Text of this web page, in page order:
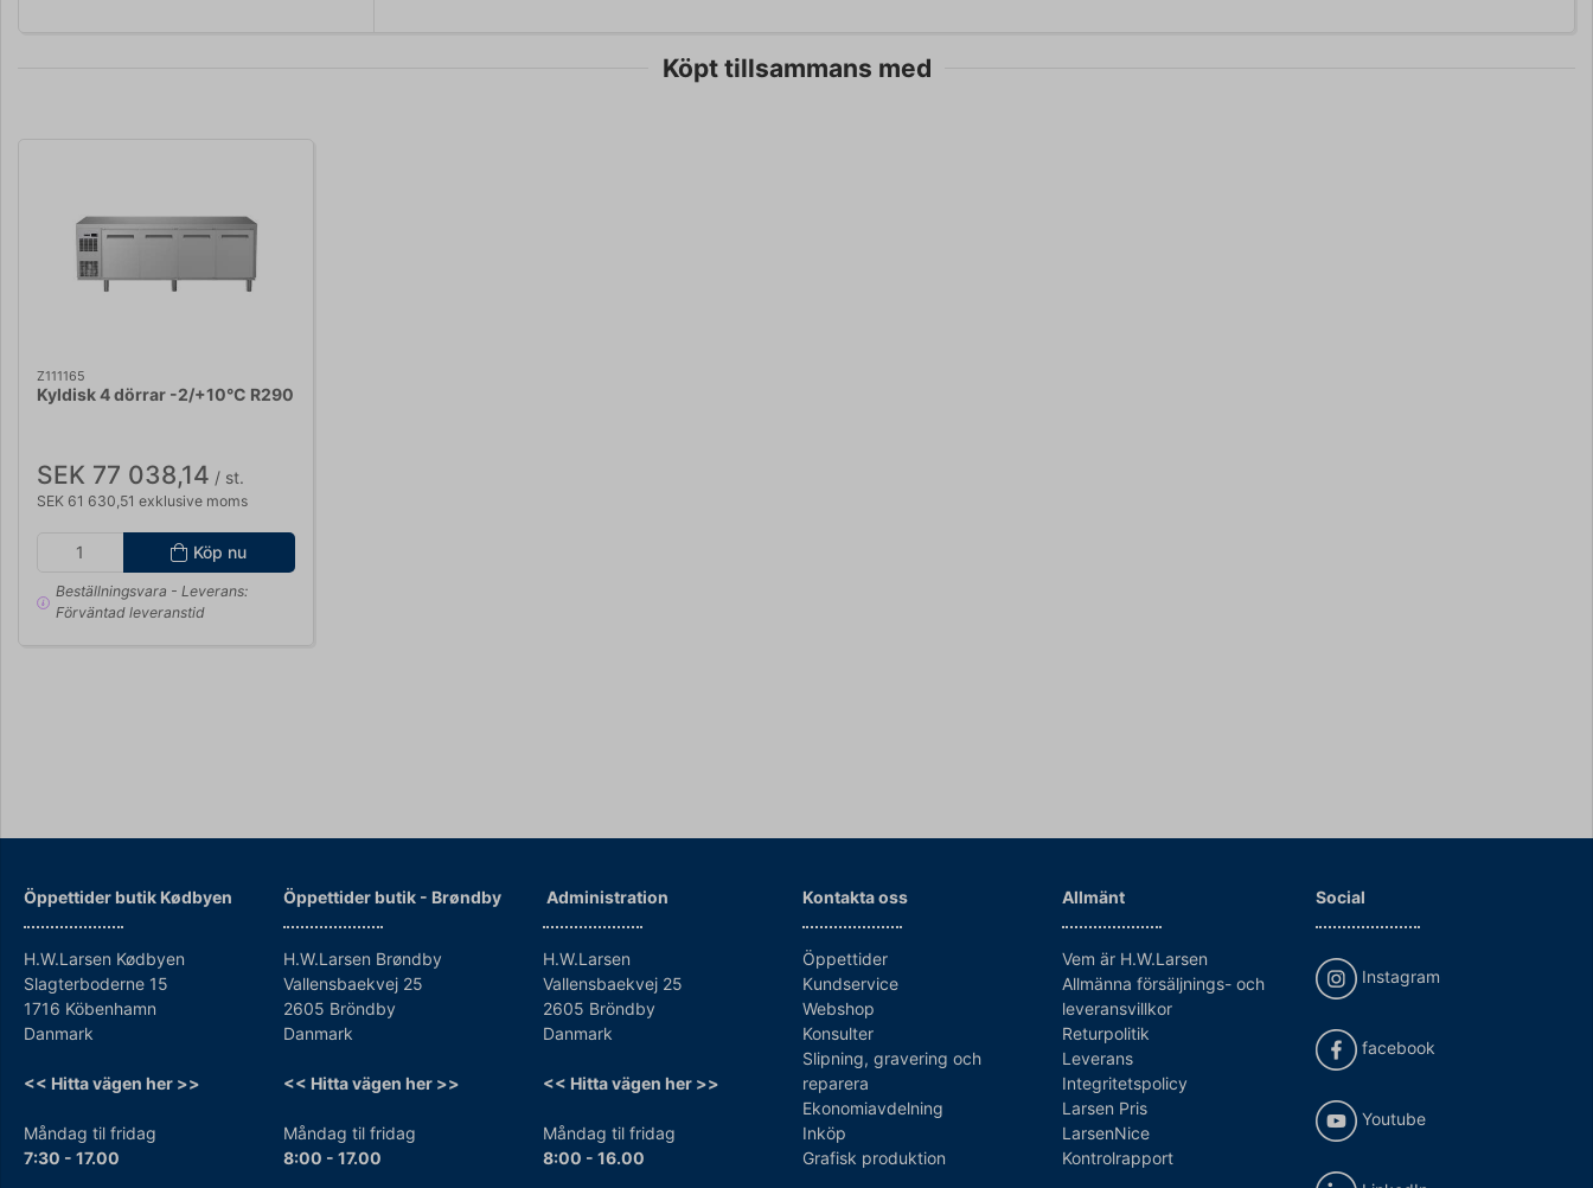
Köpt tillsammans med
Z111165
Kyldisk 4 dörrar -2/+10°C R290
SEK 77 038,14 / st.
SEK 61 630,51 exklusive moms
Köp nu
Beställningsvara - Leverans:
Förväntad leveranstid
Öppettider butik Kødbyen
H.W.Larsen Kødbyen
Slagterboderne 15
1716 Köbenhamn
Danmark
<< Hitta vägen her >>
Måndag til fridag
7:30 - 17.00
Öppettider butik - Brøndby
H.W.Larsen Brøndby
Vallensbaekvej 25
2605 Bröndby
Danmark
<< Hitta vägen her >>
Måndag til fridag
8:00 - 17.00
Administration
H.W.Larsen
Vallensbaekvej 25
2605 Bröndby
Danmark
<< Hitta vägen her >>
Måndag til fridag
8:00 - 16.00
Kontakta oss
Öppettider
Kundservice
Webshop
Konsulter
Slipning, gravering och
reparera
Ekonomiavdelning
Inköp
Grafisk produktion
Allmänt
Vem är H.W.Larsen
Allmänna försäljnings- och
leveransvillkor
Returpolitik
Leverans
Integritetspolicy
Larsen Pris
LarsenNice
Kontrolrapport
Social
Instagram
facebook
Youtube